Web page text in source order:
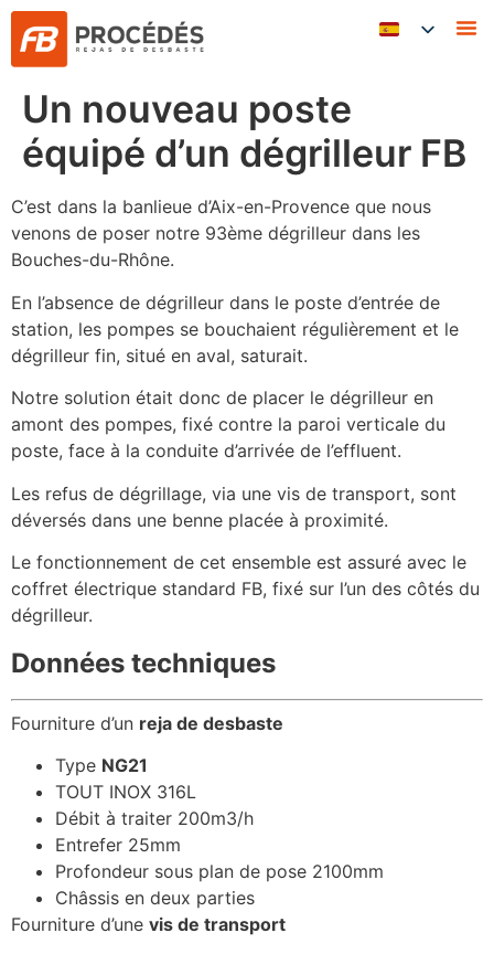
Un nouveau poste
équipé d’un dégrilleur FB
C’est dans la banlieue d’Aix-en-Provence que nous
venons de poser notre 93ème dégrilleur dans les
Bouches-du-Rhône.
En l’absence de dégrilleur dans le poste d’entrée de
station, les pompes se bouchaient régulièrement et le
dégrilleur fin, situé en aval, saturait.
Notre solution était donc de placer le dégrilleur en
amont des pompes, fixé contre la paroi verticale du
poste, face à la conduite d’arrivée de l’effluent.
Les refus de dégrillage, via une vis de transport, sont
déversés dans une benne placée à proximité.
Le fonctionnement de cet ensemble est assuré avec le
coffret électrique standard FB, fixé sur l’un des côtés du
dégrilleur.
Données techniques
Fourniture d’un reja de desbaste
Type NG21
TOUT INOX 316L
Débit à traiter 200m3/h
Entrefer 25mm
Profondeur sous plan de pose 2100mm
Châssis en deux parties
Fourniture d’une vis de transport